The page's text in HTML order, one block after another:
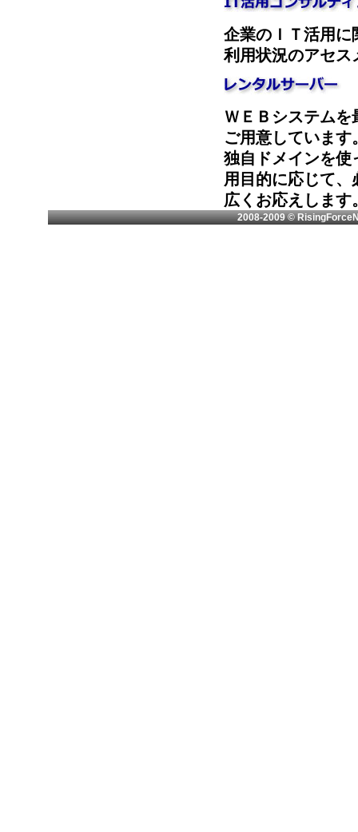
企業のＩＴ活用に
利用状況のアセス
ＷＥＢシステム
ご用意しています
独自ドメインを使
用目的に応じて
広くお応えします
2008-2009 ©